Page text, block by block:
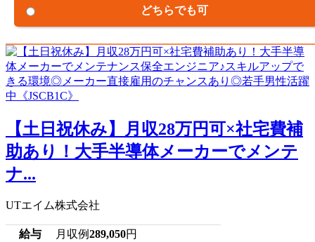
どちらでも可
【土日祝休み】月収28万円可×社宅費補
助あり！大手半導体メーカーでメンテ
ナ...
UTエイム株式会社
給与 月収例289,050円